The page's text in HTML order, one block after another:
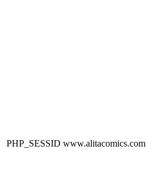
PHP_SESSID www.alitacomics.com